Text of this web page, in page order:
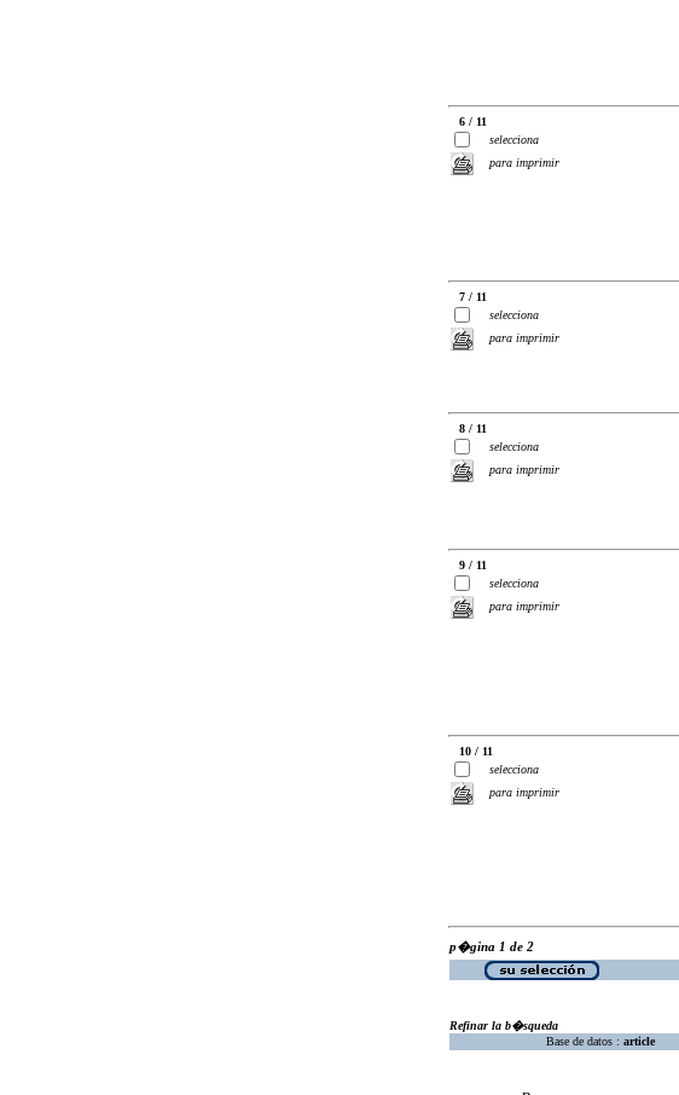
6 / 11
selecciona
para imprimir
7 / 11
selecciona
para imprimir
8 / 11
selecciona
para imprimir
9 / 11
selecciona
para imprimir
10 / 11
selecciona
para imprimir
p�gina 1 de 2
Refinar la b�squeda
Base de datos : article